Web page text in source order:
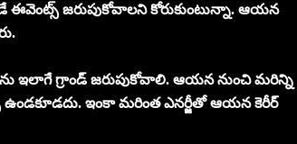
ఈవెంట్స్ జరుపుకోవాలని కోరుకుంటున్నా. ఆయన
ఇలాగే గ్రాండ్ జరుపుకోవాలి. ఆయన నుంచి మరిన్ని
ఇంకా మరింత ఎనర్జీతో ఆయన కెరీర్